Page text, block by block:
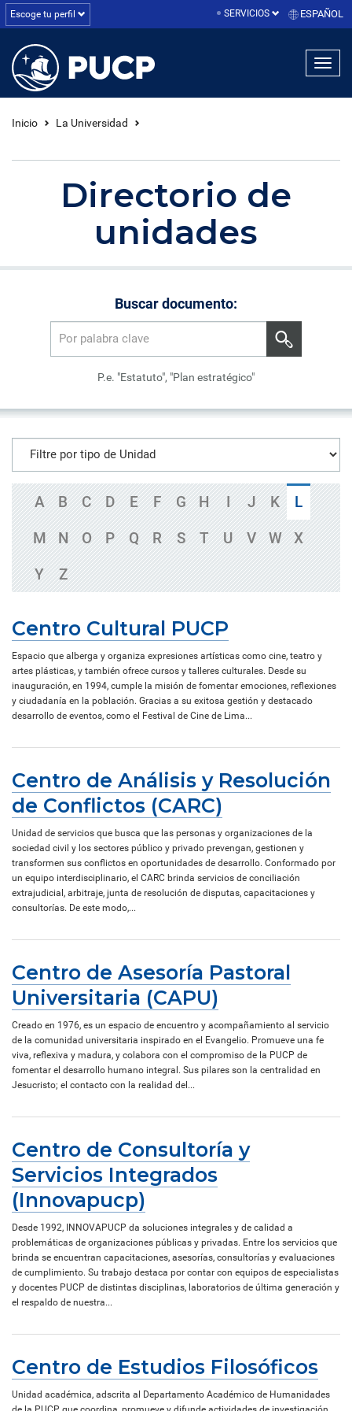
Escoge tu perfil SERVICIOS ESPAÑOL
Inicio La Universidad
Directorio de
unidades
Buscar documento:
P.e. "Estatuto", "Plan estratégico"
A B C D E F G H I J K
L
M
N O P Q R S T U V W
X
Y
Z
Centro Cultural PUCP
Espacio que alberga y organiza expresiones artísticas como cine, teatro y
artes plásticas, y también ofrece cursos y talleres culturales. Desde su
inauguración, en 1994, cumple la misión de fomentar emociones, reflexiones
y ciudadanía en la población. Gracias a su exitosa gestión y destacado
desarrollo de eventos, como el Festival de Cine de Lima...
Centro de Análisis y Resolución
de Conflictos (CARC)
Unidad de servicios que busca que las personas y organizaciones de la
sociedad civil y los sectores público y privado prevengan, gestionen y
transformen sus conflictos en oportunidades de desarrollo. Conformado por
un equipo interdisciplinario, el CARC brinda servicios de conciliación
extrajudicial, arbitraje, junta de resolución de disputas, capacitaciones y
consultorías. De este modo,...
Centro de Asesoría Pastoral
Universitaria (CAPU)
Creado en 1976, es un espacio de encuentro y acompañamiento al servicio
de la comunidad universitaria inspirado en el Evangelio. Promueve una fe
viva, reflexiva y madura, y colabora con el compromiso de la PUCP de
fomentar el desarrollo humano integral. Sus pilares son la centralidad en
Jesucristo; el contacto con la realidad del...
Centro de Consultoría y
Servicios Integrados
(Innovapucp)
Desde 1992, INNOVAPUCP da soluciones integrales y de calidad a
problemáticas de organizaciones públicas y privadas. Entre los servicios que
brinda se encuentran capacitaciones, asesorías, consultorías y evaluaciones
de cumplimiento. Su trabajo destaca por contar con equipos de especialistas
y docentes PUCP de distintas disciplinas, laboratorios de última generación y
el respaldo de nuestra...
Centro de Estudios Filosóficos
Unidad académica, adscrita al Departamento Académico de Humanidades